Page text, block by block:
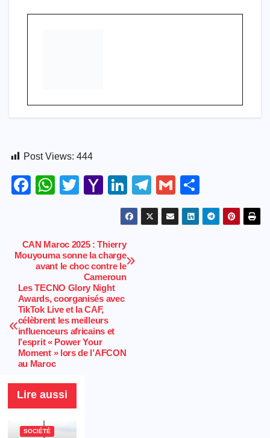
Post Views: 444
F
e
b
o
o
k
W
s
A
p
p
T
er
Y
o
o
M
ail
Li
n
k
dI
T
el
e
G
m
ail
h
ar
Navigation
l’article
CAN Maroc 2025 : Thierry
Mouyouma sonne la charge
avant le choc contre le
Cameroun
Les TECNO Glory Night
Awards, coorganisés avec
TikTok Live et la CAF,
célèbrent les meilleurs
influenceurs africains et
l’esprit « Power Your
Moment » lors de l’AFCON
au Maroc
Lire aussi
SOCIÉTÉ